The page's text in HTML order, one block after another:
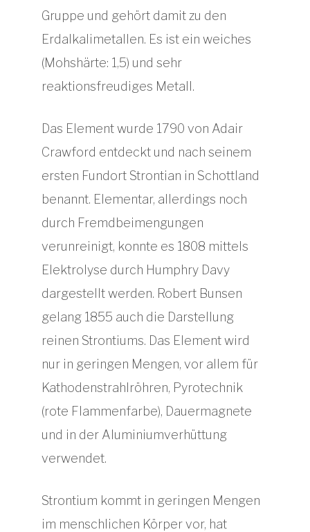
Gruppe und gehört damit zu den
Erdalkalimetallen. Es ist ein weiches
(Mohshärte: 1,5) und sehr
reaktionsfreudiges Metall.
Das Element wurde 1790 von Adair
Crawford entdeckt und nach seinem
ersten Fundort Strontian in Schottland
benannt. Elementar, allerdings noch
durch Fremdbeimengungen
verunreinigt, konnte es 1808 mittels
Elektrolyse durch Humphry Davy
dargestellt werden. Robert Bunsen
gelang 1855 auch die Darstellung
reinen Strontiums. Das Element wird
nur in geringen Mengen, vor allem für
Kathodenstrahlröhren, Pyrotechnik
(rote Flammenfarbe), Dauermagnete
und in der Aluminiumverhüttung
verwendet.
Strontium kommt in geringen Mengen
im menschlichen Körper vor, hat